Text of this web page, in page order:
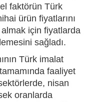
faktörün Türk
ürün fiyatlarını
almak için fiyatlarda
sağladı.
Türk imalat
faaliyet
nisan
oranlarda